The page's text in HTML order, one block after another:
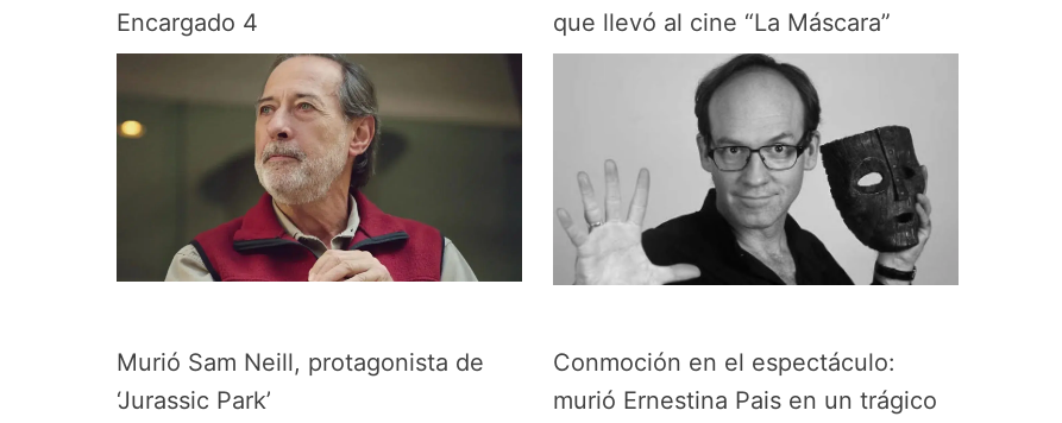
Encargado 4
que llevó al cine “La Máscara”
Murió Sam Neill, protagonista de
‘Jurassic Park’
Conmoción en el espectáculo:
murió Ernestina Pais en un trágico